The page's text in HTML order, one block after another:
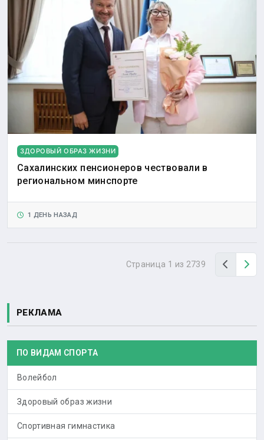
ЗДОРОВЫЙ ОБРАЗ ЖИЗНИ
Сахалинских пенсионеров чествовали в
региональном минспорте
1 ДЕНЬ НАЗАД
Страница 1 из 2739 Назад
РЕКЛАМА
ПО ВИДАМ СПОРТА
Волейбол
Здоровый образ жизни
Спортивная гимнастика